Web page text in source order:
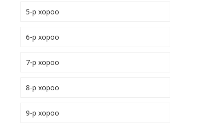
5-р хороо
6-р хороо
7-р хороо
8-р хороо
9-р хороо